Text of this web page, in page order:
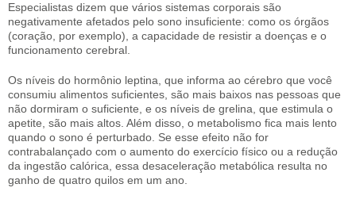
Especialistas dizem que vários sistemas corporais são
negativamente afetados pelo sono insuficiente: como os órgãos
(coração, por exemplo), a capacidade de resistir a doenças e o
funcionamento cerebral.
Os níveis do hormônio leptina, que informa ao cérebro que você
consumiu alimentos suficientes, são mais baixos nas pessoas que
não dormiram o suficiente, e os níveis de grelina, que estimula o
apetite, são mais altos. Além disso, o metabolismo fica mais lento
quando o sono é perturbado. Se esse efeito não for
contrabalançado com o aumento do exercício físico ou a redução
da ingestão calórica, essa desaceleração metabólica resulta no
ganho de quatro quilos em um ano.